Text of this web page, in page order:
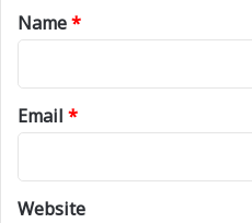
*
Name*
Email *
Website